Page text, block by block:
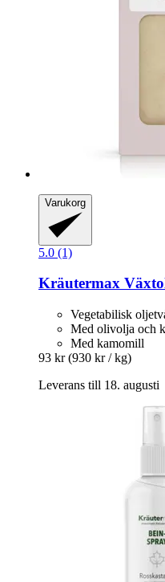
Varukorg
5.0 (1)
Kräutermax
Vegetabilisk
Med olivolja och
Med kamomill
93 kr (930 kr / kg)
Leverans till 18. augusti